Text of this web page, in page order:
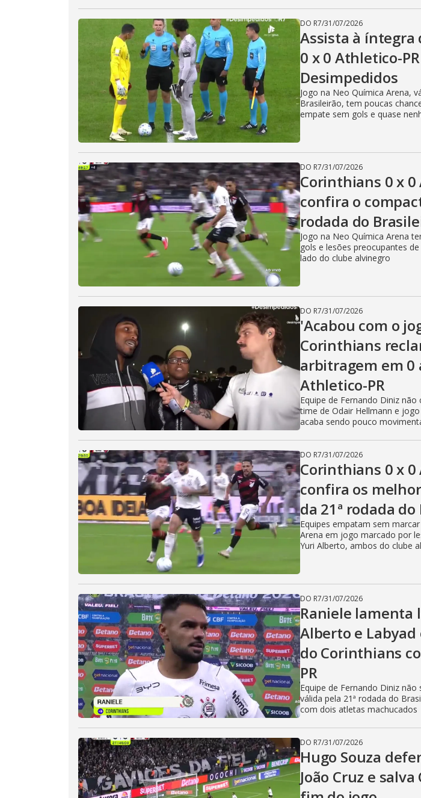
DO R7/31/07/2026
Assista à
0 x 0 Athletico-
Desimpedidos
Jogo na Neo Química Arena,
Brasileirão, tem poucas
empate sem gols e quase
DO R7/31/07/2026
Corinthians 0 x 0
confira o
rodada do
Jogo na Neo Química Arena
gols e lesões preocupantes
lado do clube alvinegro
DO R7/31/07/2026
'Acabou com o
Corinthians
arbitragem em 0
Athletico-PR
Equipe de Fernando Diniz
time de Odair Hellmann e
acaba sendo pouco
DO R7/31/07/2026
Corinthians 0 x 0
confira os
da 21ª rodada
Equipes empatam sem
Arena em jogo marcado por
Yuri Alberto, ambos do clube
DO R7/31/07/2026
Raniele lamenta
Alberto e
do Corinthians
PR
Equipe de Fernando Diniz
válida pela 21ª rodada do
com dois atletas machucados
DO R7/31/07/2026
Hugo Souza
João Cruz e